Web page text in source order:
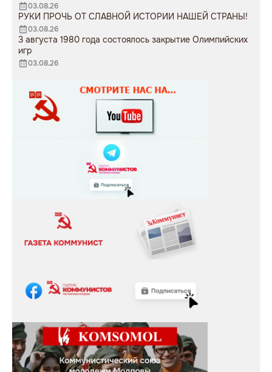
03.08.26
РУКИ ПРОЧЬ ОТ СЛАВНОЙ ИСТОРИИ НАШЕЙ СТРАНЫ!
03.08.26
3 августа 1980 года состоялось закрытие Олимпийских
игр
03.08.26